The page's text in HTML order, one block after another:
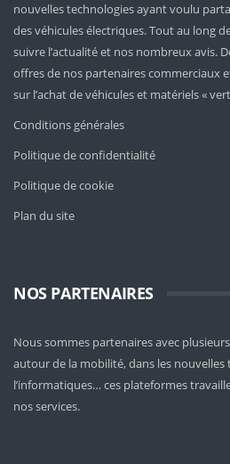
nouvelles technologies ayant voulu
des véhicules électriques. Tout au long
suivre l’actualité et nos nombreux avis.
offres de nos partenaires commerciaux
sur l’achat de véhicules et matériels «
Conditions générales
Politique de confidentialité
Politique de cookie
Plan du site
NOS PARTENAIRES
Nous sommes partenaires avec
autour de la mobilité, dans les nouvelles
l’informatiques… ces plateformes
nos services.